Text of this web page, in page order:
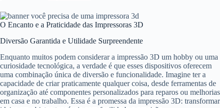
O Encanto e a Praticidade das Impressoras 3D
Diversão Garantida e Utilidade Surpreendente
Enquanto muitos podem considerar a impressão 3D um hobby ou uma
curiosidade tecnológica, a verdade é que esses dispositivos oferecem
uma combinação única de diversão e funcionalidade. Imagine ter a
capacidade de criar praticamente qualquer coisa, desde ferramentas de
organização até componentes personalizados para reparos ou melhorias
em casa e no trabalho. Essa é a promessa da impressão 3D: transformar